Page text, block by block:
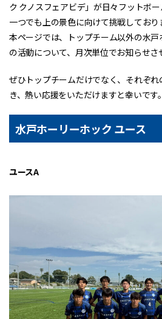
ク クノスフェアビデ」が日々フットボー
一つでも上の景色に向けて挑戦しており
本ページでは、トップチーム以外の水
の活動について、月次単位でお知らせさ
ぜひトップチームだけでなく、それぞ
き、熱い応援をいただけますと幸いです。
水戸ホーリーホック ユース
ユースA